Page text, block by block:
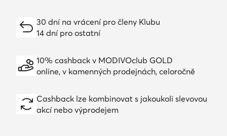
30 dní na vrácení pro členy Klubu
14 dní pro ostatní
10% cashback v MODIVOclub GOLD
online, v kamenných prodejnách, celoročně
Cashback lze kombinovat s jakoukoli slevovou
akcí nebo výprodejem